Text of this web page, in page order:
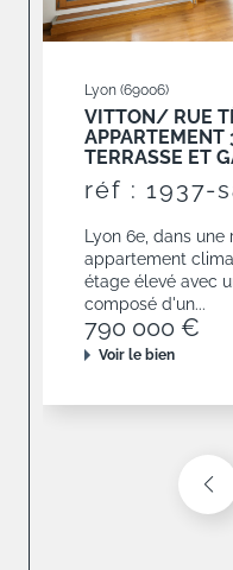
Lyon (69006)
VITTON/ RUE
APPARTEMENT
TERRASSE ET
réf : 1937-
Lyon 6e, dans
appartement
étage élevé avec
composé d'un...
790 000 €
Voir le bien